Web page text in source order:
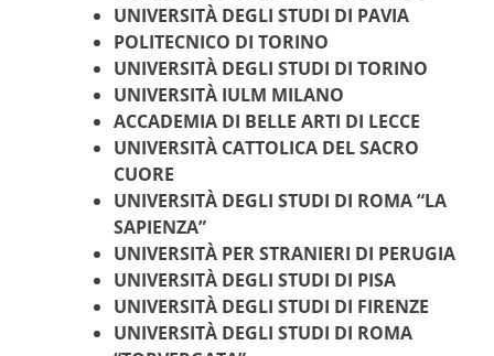
UNIVERSITÀ DEGLI STUDI DI PAVIA
POLITECNICO DI TORINO
UNIVERSITÀ DEGLI STUDI DI TORINO
UNIVERSITÀ IULM MILANO
ACCADEMIA DI BELLE ARTI DI LECCE
UNIVERSITÀ CATTOLICA DEL SACRO
CUORE
UNIVERSITÀ DEGLI STUDI DI ROMA “LA
SAPIENZA”
UNIVERSITÀ PER STRANIERI DI PERUGIA
UNIVERSITÀ DEGLI STUDI DI PISA
UNIVERSITÀ DEGLI STUDI DI FIRENZE
UNIVERSITÀ DEGLI STUDI DI ROMA